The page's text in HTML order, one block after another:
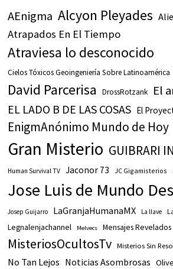
AEnigma Alcyon Pleyades
Atrapados En El Tiempo
Atraviesa lo desconocido
Cielos Tóxicos Geoingeniería Sobre Latinoamérica
David Parcerisa DrossRotzank El
EL LADO B DE LAS COSAS El
EnigmAnónimo Mundo de Hoy
Gran Misterio GUIBRARI
Human Survival TV Jaconor 73 JC Gigamisterios
Jose Luis de Mundo
Josep Guijarro LaGranjaHumanaMX La llave
Legnalenjachannel Melvecs Mensajes Revelados
MisteriosOcultosTv Misterios Sin
No Tan Lejos Noticias Asombrosas